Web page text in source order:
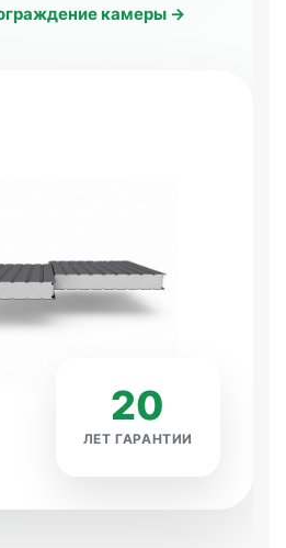
камеры →
20
ЛЕТ ГАРАНТИИ